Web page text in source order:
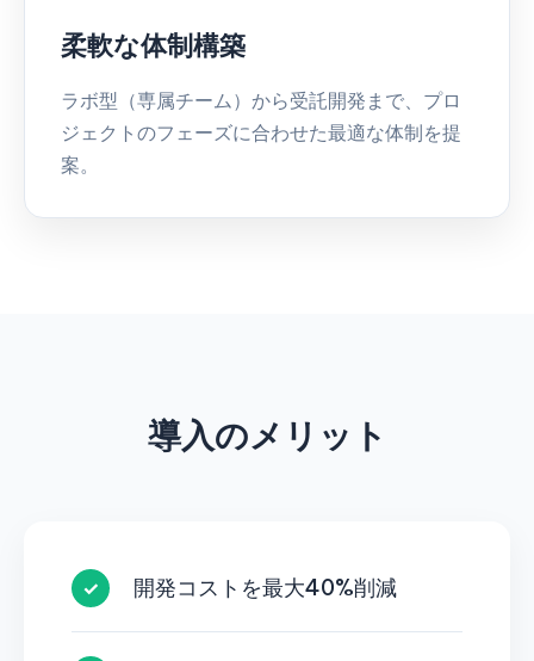
柔軟な体制構築
ラボ型（専属チーム）から受託開発まで、プロ
ジェクトのフェーズに合わせた最適な体制を提
案。
導入のメリット
✓ 開発コストを最大40%削減